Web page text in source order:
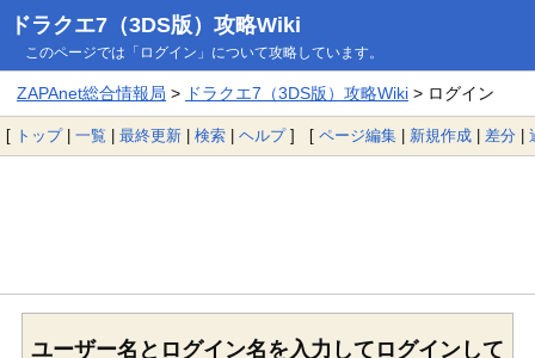
ドラクエ7（3DS版）攻略Wiki
このページでは「ログイン」について攻略しています。
ZAPAnet総合情報局 > ドラクエ7（3DS版）攻略Wiki> ログイン
[ トップ| 一覧 | 最終更新 | 検索 | ヘルプ] [ ページ編集 | 新規作成 | 差分 |
ユーザー名とログイン名を入力してログインして